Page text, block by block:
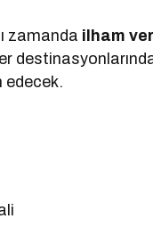
zamanda ilham
edecek.